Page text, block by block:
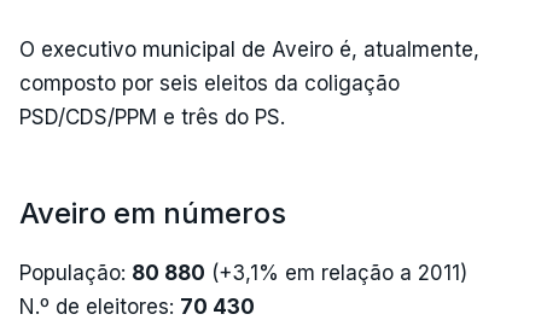
O executivo municipal de Aveiro é, atualmente,
composto por seis eleitos da coligação
PSD/CDS/PPM e três do PS.
Aveiro em números
População: 80 880 (+3,1% em relação a 2011)
N.º de eleitores: 70 430